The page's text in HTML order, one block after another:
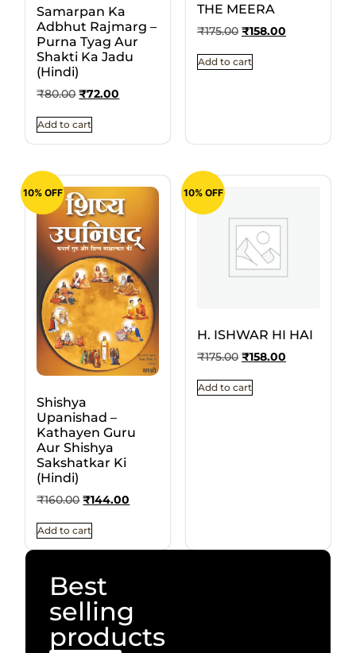
Samarpan Ka
Adbhut Rajmarg –
Purna Tyag Aur
Shakti Ka Jadu
(Hindi)
₹80.00 ₹72.00
Add to cart
THE MEERA
₹175.00 ₹158.00
Add to cart
10% OFF
Shishya
Upanishad –
Kathayen Guru
Aur Shishya
Sakshatkar Ki
(Hindi)
₹160.00 ₹144.00
Add to cart
10% OFF
H. ISHWAR HI HAI
₹175.00 ₹158.00
Add to cart
Best
selling
products